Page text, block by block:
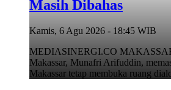
Masih Dibahas
Kamis, 6 Agu 2026 - 18:45 WIB
MEDIASINERGI.CO
Makassar, Munafri Arifuddin,
Makassar tetap membuka ruang